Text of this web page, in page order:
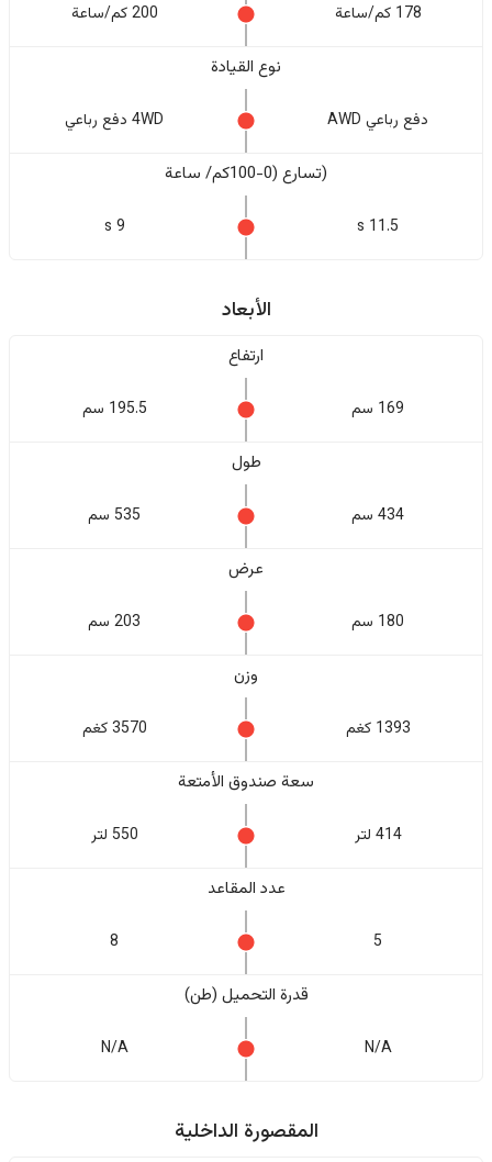
178 كم/ساعة 200 كم/ساعة
نوع القيادة
دفع رباعي AWD 4WD دفع رباعي
(تسارع (0-100كم/ ساعة
11.5 s
9 s
الأبعاد
ارتفاع
169 سم 195.5 سم
طول
434 سم 535 سم
عرض
180 سم 203 سم
وزن
1393 كغم 3570 كغم
سعة صندوق الأمتعة
414 لتر 550 لتر
عدد المقاعد
5
8
قدرة التحميل (طن)
N/A
N/A
المقصورة الداخلية